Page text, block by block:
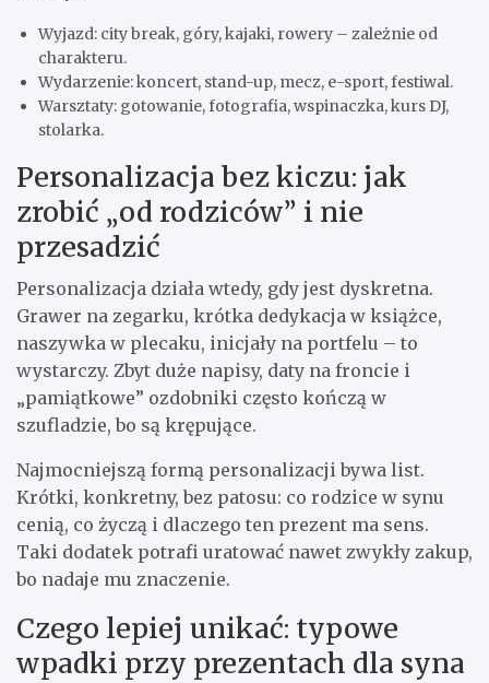
Wyjazd: city break, góry, kajaki, rowery – zależnie od
charakteru.
Wydarzenie: koncert, stand-up, mecz, e-sport, festiwal.
Warsztaty: gotowanie, fotografia, wspinaczka, kurs DJ,
stolarka.
Personalizacja bez kiczu: jak
zrobić „od rodziców” i nie
przesadzić
Personalizacja działa wtedy, gdy jest dyskretna.
Grawer na zegarku, krótka dedykacja w książce,
naszywka w plecaku, inicjały na portfelu – to
wystarczy. Zbyt duże napisy, daty na froncie i
„pamiątkowe” ozdobniki często kończą w
szufladzie, bo są krępujące.
Najmocniejszą formą personalizacji bywa list.
Krótki, konkretny, bez patosu: co rodzice w synu
cenią, co życzą i dlaczego ten prezent ma sens.
Taki dodatek potrafi uratować nawet zwykły zakup,
bo nadaje mu znaczenie.
Czego lepiej unikać: typowe
wpadki przy prezentach dla syna